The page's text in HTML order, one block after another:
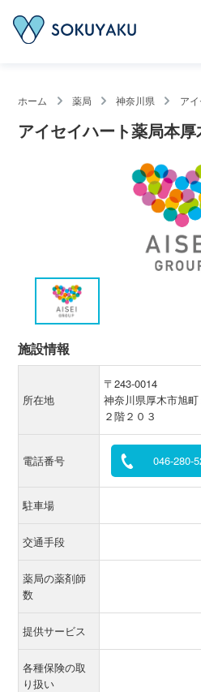
ホーム 薬局 神奈川県 ア
アイセイハート薬局本
施設情報
所在地
〒243-0014
神奈川県厚木市旭
２階２０３
電話番号 046-280-
駐車場
交通手段
薬局の薬剤師
数
提供サービス
各種保険の取
り扱い